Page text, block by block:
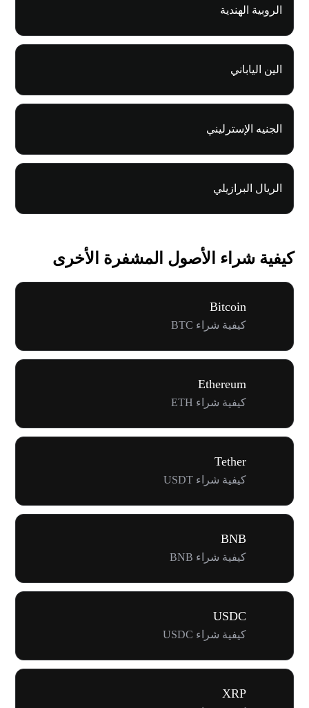
الروبية الهندية
الين الياباني
الجنيه الإسترليني
الريال البرازيلي
كيفية شراء الأصول المشفرة الأخرى
Bitcoin
كيفية شراء BTC
Ethereum
كيفية شراء ETH
Tether
كيفية شراء USDT
BNB
كيفية شراء BNB
USDC
كيفية شراء USDC
XRP